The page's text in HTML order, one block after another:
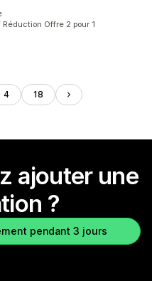
Offre 2 pour 1
4 18
ajouter une
?
pendant 3 jours